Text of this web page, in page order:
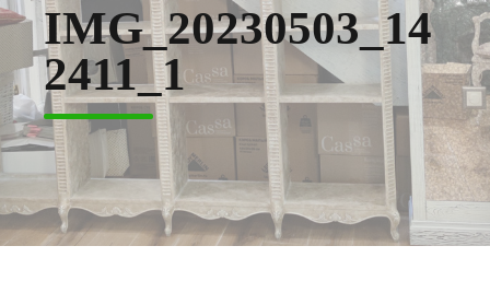
IMG_20230503_14
2411_1